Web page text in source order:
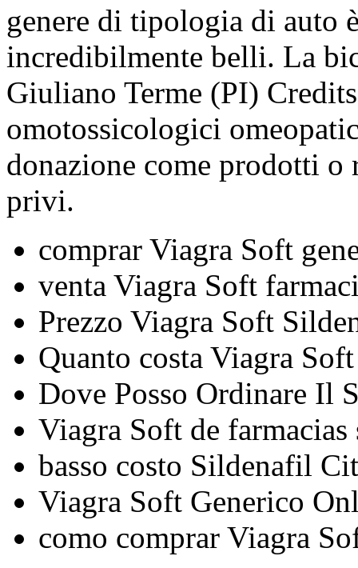
genere di tipologia di auto
incredibilmente belli. La
Giuliano Terme (PI)
omotossicologici
donazione come prodotti
privi.
comprar Viagra Soft
venta Viagra Soft
Prezzo Viagra Soft
Quanto costa Viagra
Dove Posso Ordinare Il
Viagra Soft de farmacias
basso costo Sildenafil
Viagra Soft Generico
como comprar Viagra